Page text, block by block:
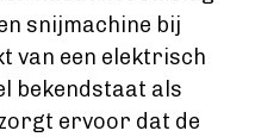
snijmachine bij
van een elektrisch
bekendstaat als
ervoor dat de